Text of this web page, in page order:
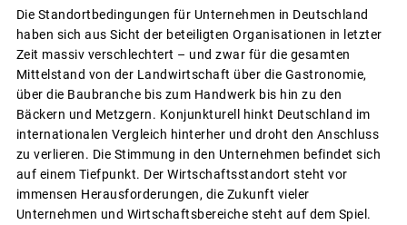
Die Standortbedingungen für Unternehmen in Deutschland
haben sich aus Sicht der beteiligten Organisationen in letzter
Zeit massiv verschlechtert – und zwar für die gesamten
Mittelstand von der Landwirtschaft über die Gastronomie,
über die Baubranche bis zum Handwerk bis hin zu den
Bäckern und Metzgern. Konjunkturell hinkt Deutschland im
internationalen Vergleich hinterher und droht den Anschluss
zu verlieren. Die Stimmung in den Unternehmen befindet sich
auf einem Tiefpunkt. Der Wirtschaftsstandort steht vor
immensen Herausforderungen, die Zukunft vieler
Unternehmen und Wirtschaftsbereiche steht auf dem Spiel.